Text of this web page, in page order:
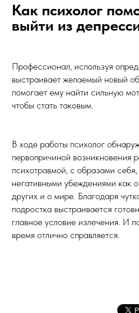
Как психолог
выйти из
Профессионал, используя
выстраивает желаемый новый
помогает ему найти сильную
чтобы стать таковым.
В ходе работы психолог
первопричиной возникновения
психотравмой, с образами
негативными убеждениями как
других и о мире. Благодаря
подростка выстраивается
главное условие излечения. И
время отлично справляется.